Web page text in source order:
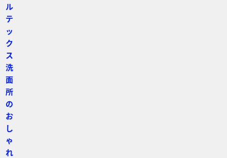
ル
テ
ッ
ク
ス
洗
面
所
の
お
し
ゃ
れ